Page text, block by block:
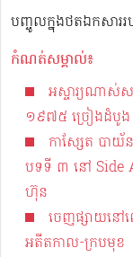
បញ្ចូលក្នុងថតឯកសាររ
កំណត់សម្គាល់៖
អស្ចារ្យណាស់ស
១៩៧៥ ច្រៀងដំ
កាសែ្សត បាយ័
បទទី ៣ នៅ Side
ហ៊ុន
ចេញផ្សាយនៅ
អតីតកាល-ក្របមុខ